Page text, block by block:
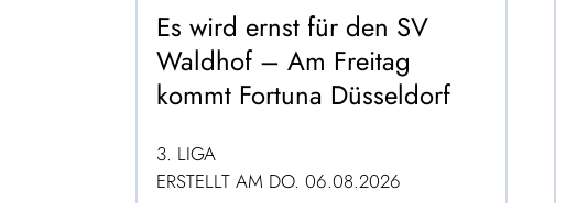
Es wird ernst für den SV
Waldhof – Am Freitag
kommt Fortuna Düsseldorf
3. LIGA
ERSTELLT AM DO. 06.08.2026